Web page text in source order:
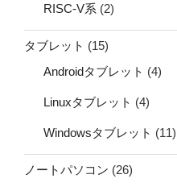
RISC-V系 (2)
タブレット (15)
Androidタブレット (4)
Linuxタブレット (4)
Windowsタブレット (11)
ノートパソコン (26)